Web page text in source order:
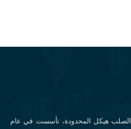
Chingdao Xinguangzheng الصلب هيكل المحدودة، تأسست في عام